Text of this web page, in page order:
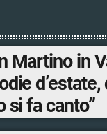
Martino in
d’estate,
si fa canto”